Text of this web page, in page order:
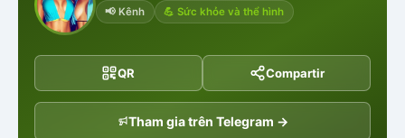
📢 Kênh 💪 Sức khỏe và thể hình
QR Compartir
Tham gia trên Telegram →